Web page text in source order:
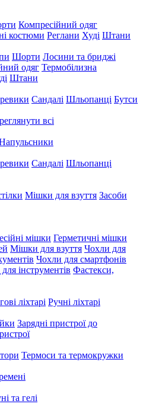
Компресійний одяг
костюми Реглани Худі Штани
Шорти Лосини та бриджі
одяг Термобілизна
Штани
Сандалі Шльопанці Бутси
всі
Сандалі Шльопанці
Мішки для взуття Засоби
мішки Герметичні мішки
Мішки для взуття Чохли для
Чохли для смартфонів
інструментів Фастекси,
ліхтарі Ручні ліхтарі
Зарядні пристрої до
Термоси та термокружки
та гелі